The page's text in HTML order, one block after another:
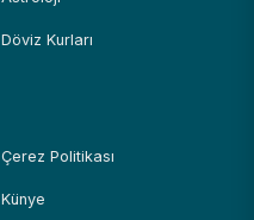
Döviz Kurları
Çerez Politikası
Künye